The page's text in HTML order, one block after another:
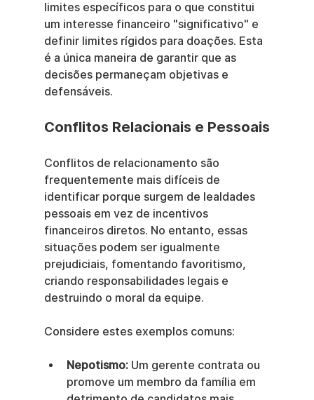
limites específicos para o que constitui
um interesse financeiro "significativo" e
definir limites rígidos para doações. Esta
é a única maneira de garantir que as
decisões permaneçam objetivas e
defensáveis.
Conflitos Relacionais e Pessoais
Conflitos de relacionamento são
frequentemente mais difíceis de
identificar porque surgem de lealdades
pessoais em vez de incentivos
financeiros diretos. No entanto, essas
situações podem ser igualmente
prejudiciais, fomentando favoritismo,
criando responsabilidades legais e
destruindo o moral da equipe.
Considere estes exemplos comuns:
Nepotismo: Um gerente contrata ou
promove um membro da família em